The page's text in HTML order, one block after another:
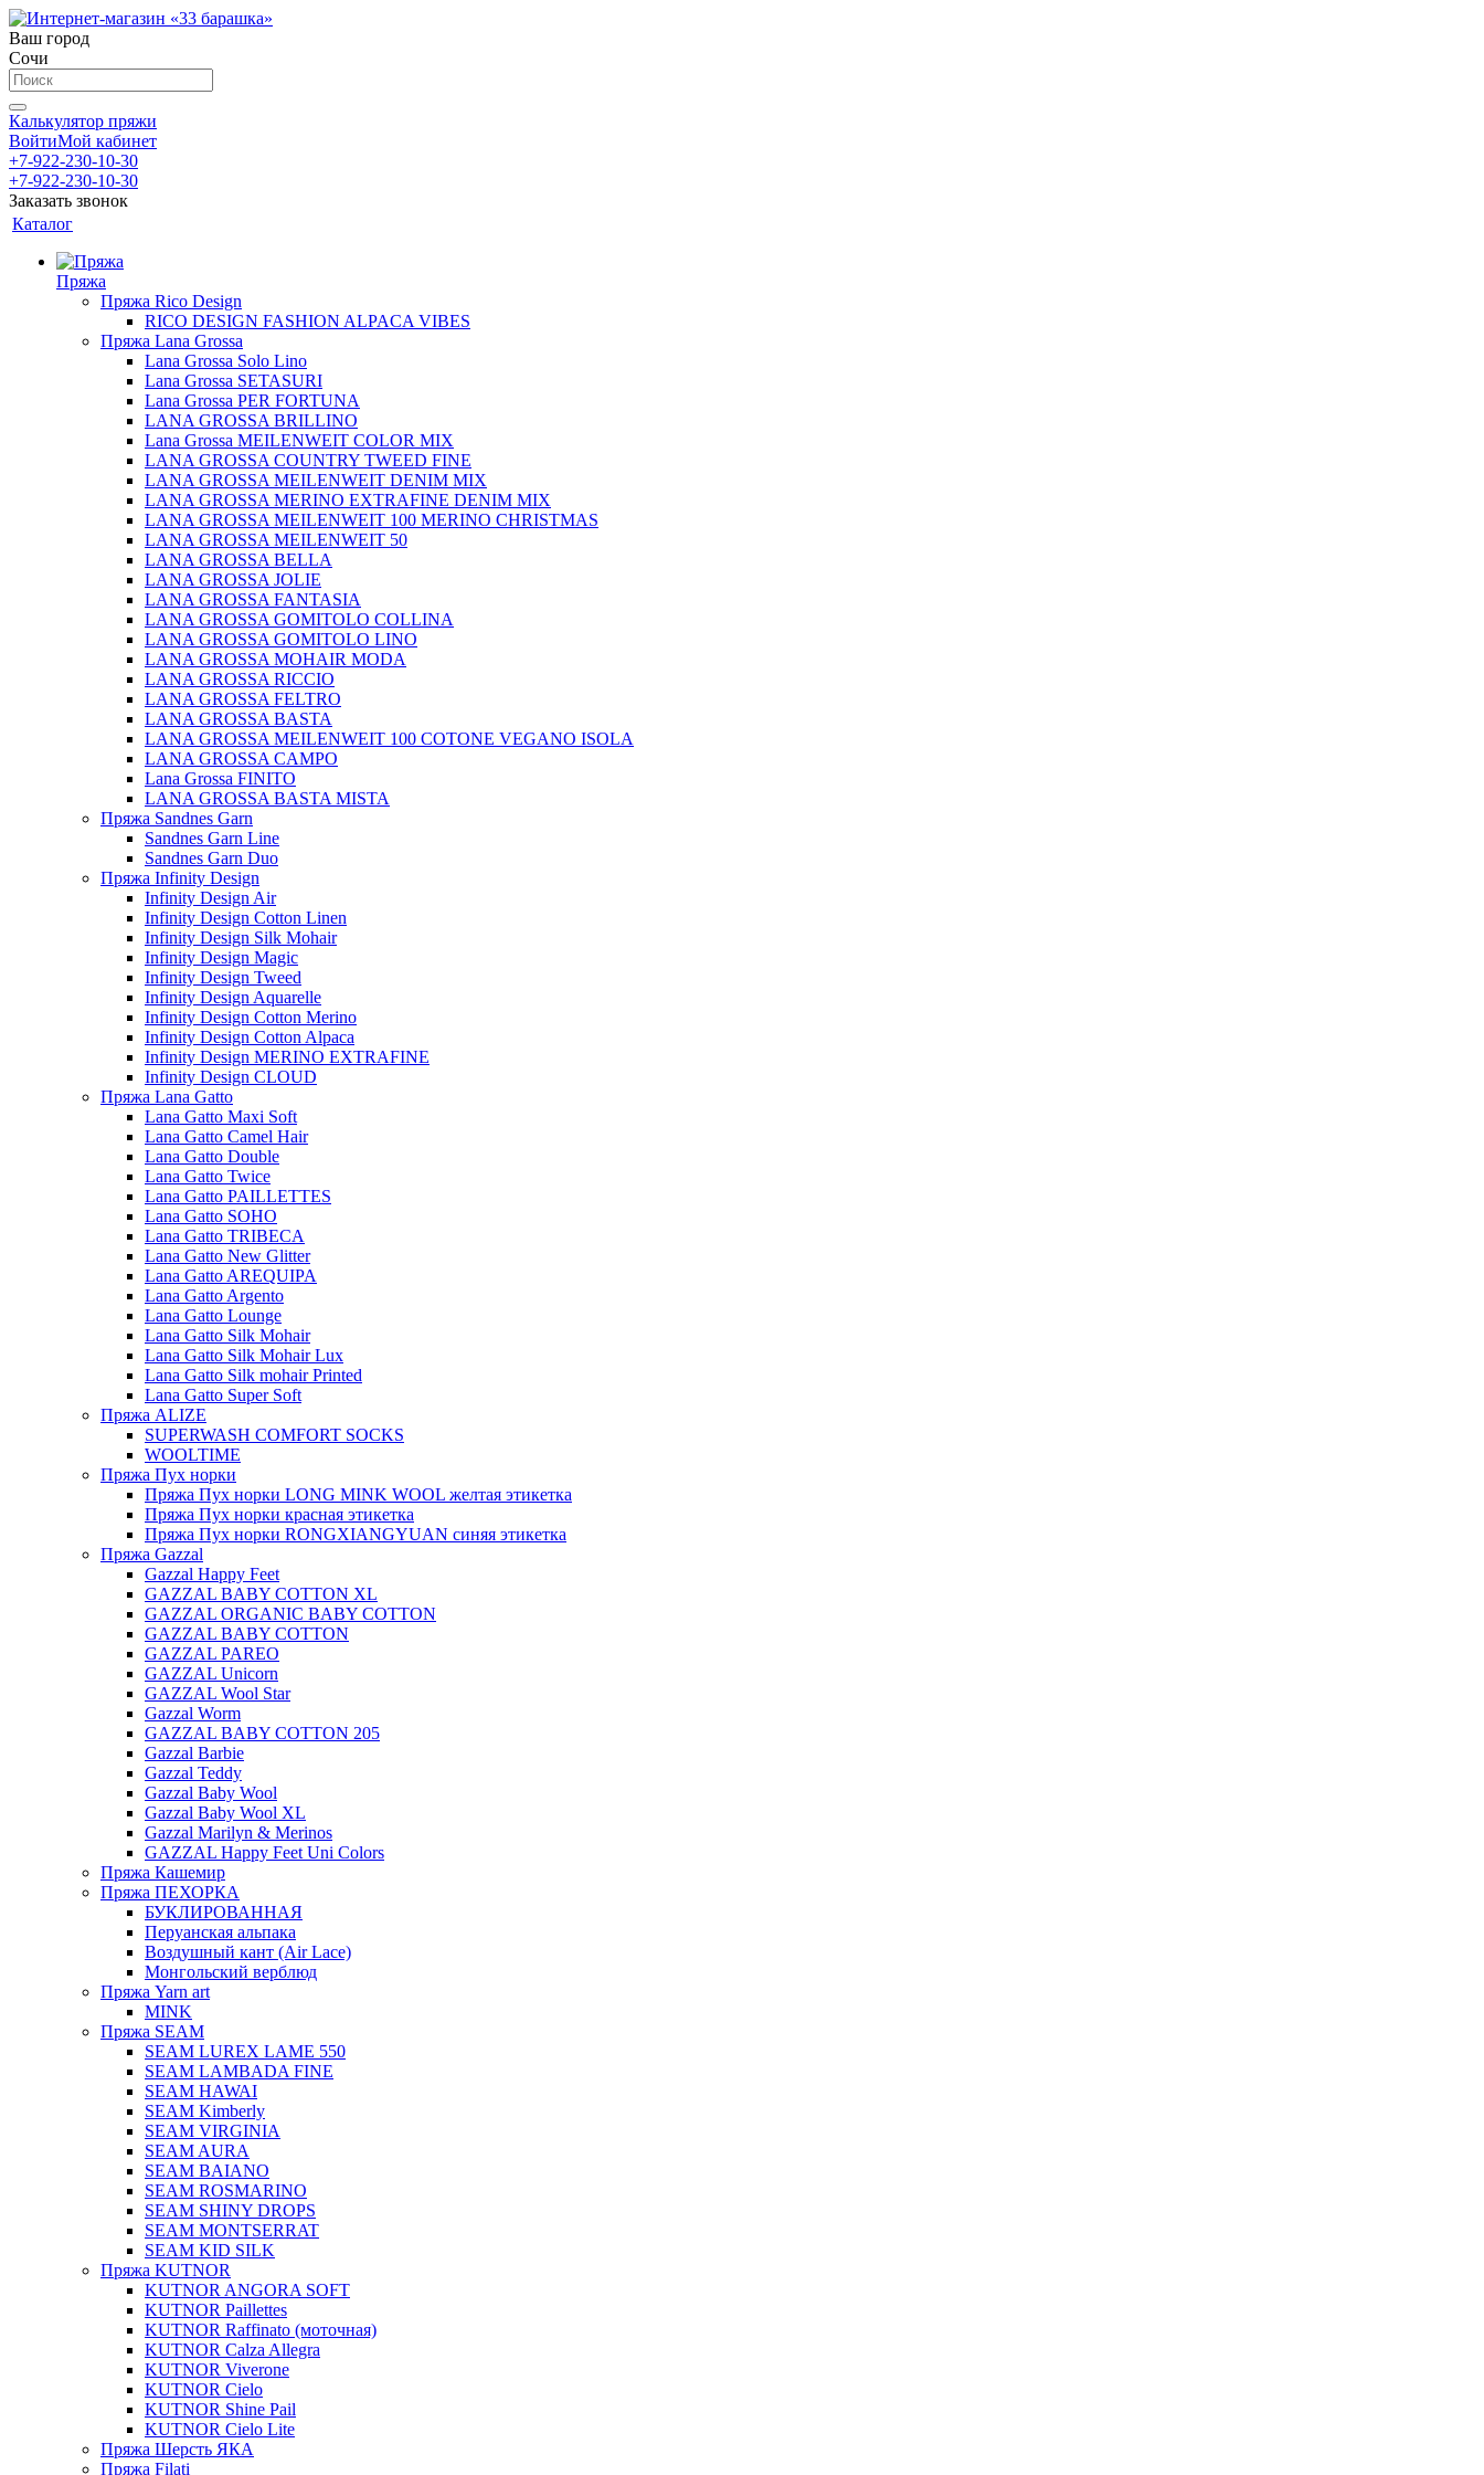
Ваш город
Сочи
Калькулятор пряжи
ВойтиМой кабинет
+7-922-230-10-30
+7-922-230-10-30
Заказать звонок
Каталог
Пряжа
Пряжа Rico Design
RICO DESIGN FASHION ALPACA VIBES
Пряжа Lana Grossa
Lana Grossa Solo Lino
Lana Grossa SETASURI
Lana Grossa PER FORTUNA
LANA GROSSA BRILLINO
Lana Grossa MEILENWEIT COLOR MIX
LANA GROSSA COUNTRY TWEED FINE
LANA GROSSA MEILENWEIT DENIM MIX
LANA GROSSA MERINO EXTRAFINE DENIM MIX
LANA GROSSA MEILENWEIT 100 MERINO CHRISTMAS
LANA GROSSA MEILENWEIT 50
LANA GROSSA BELLA
LANA GROSSA JOLIE
LANA GROSSA FANTASIA
LANA GROSSA GOMITOLO COLLINA
LANA GROSSA GOMITOLO LINO
LANA GROSSA MOHAIR MODA
LANA GROSSA RICCIO
LANA GROSSA FELTRO
LANA GROSSA BASTA
LANA GROSSA MEILENWEIT 100 COTONE VEGANO ISOLA
LANA GROSSA CAMPO
Lana Grossa FINITO
LANA GROSSA BASTA MISTA
Пряжа Sandnes Garn
Sandnes Garn Line
Sandnes Garn Duo
Пряжа Infinity Design
Infinity Design Air
Infinity Design Cotton Linen
Infinity Design Silk Mohair
Infinity Design Magic
Infinity Design Tweed
Infinity Design Aquarelle
Infinity Design Cotton Merino
Infinity Design Cotton Alpaca
Infinity Design MERINO EXTRAFINE
Infinity Design CLOUD
Пряжа Lana Gatto
Lana Gatto Maxi Soft
Lana Gatto Camel Hair
Lana Gatto Double
Lana Gatto Twice
Lana Gatto PAILLETTES
Lana Gatto SOHO
Lana Gatto TRIBECA
Lana Gatto New Glitter
Lana Gatto AREQUIPA
Lana Gatto Argento
Lana Gatto Lounge
Lana Gatto Silk Mohair
Lana Gatto Silk Mohair Lux
Lana Gatto Silk mohair Printed
Lana Gatto Super Soft
Пряжа ALIZE
SUPERWASH COMFORT SOCKS
WOOLTIME
Пряжа Пух норки
Пряжа Пух норки LONG MINK WOOL желтая этикетка
Пряжа Пух норки красная этикетка
Пряжа Пух норки RONGXIANGYUAN синяя этикетка
Пряжа Gazzal
Gazzal Happy Feet
GAZZAL BABY COTTON XL
GAZZAL ORGANIC BABY COTTON
GAZZAL BABY COTTON
GAZZAL PAREO
GAZZAL Unicorn
GAZZAL Wool Star
Gazzal Worm
GAZZAL BABY COTTON 205
Gazzal Barbie
Gazzal Teddy
Gazzal Baby Wool
Gazzal Baby Wool XL
Gazzal Marilyn & Merinos
GAZZAL Happy Feet Uni Colors
Пряжа Кашемир
Пряжа ПЕХОРКА
БУКЛИРОВАННАЯ
Перуанская альпака
Воздушный кант (Air Lace)
Монгольский верблюд
Пряжа Yarn art
MINK
Пряжа SEAM
SEAM LUREX LAME 550
SEAM LAMBADA FINE
SEAM HAWAI
SEAM Kimberly
SEAM VIRGINIA
SEAM AURA
SEAM BAIANO
SEAM ROSMARINO
SEAM SHINY DROPS
SEAM MONTSERRAT
SEAM KID SILK
Пряжа KUTNOR
KUTNOR ANGORA SOFT
KUTNOR Paillettes
KUTNOR Raffinato (моточная)
KUTNOR Calza Allegra
KUTNOR Viverone
KUTNOR Cielo
KUTNOR Shine Pail
KUTNOR Cielo Lite
Пряжа Шерсть ЯКА
Пряжа Filati